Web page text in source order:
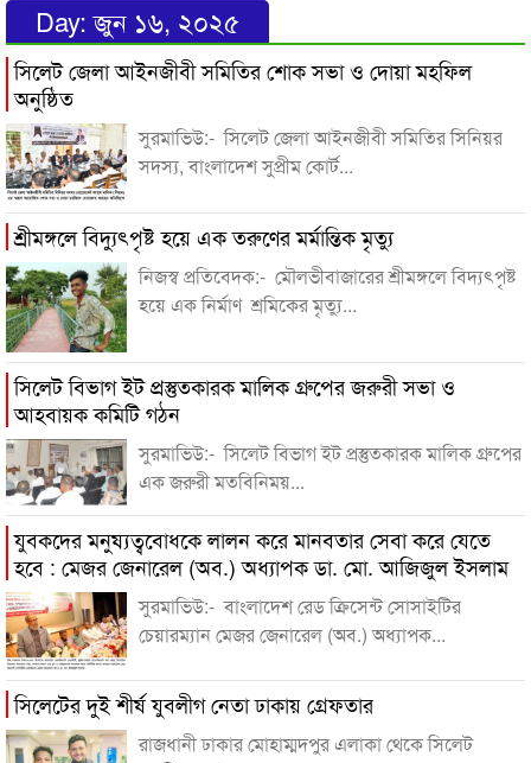
Day:জুন ১৬, ২০২৫
সিলেট জেলা আইনজীবী সমিতির শোক সভা ও দোয়া মহফিল
অনুষ্ঠিত
সুরমাভিউ:- সিলেট জেলা আইনজীবী সমিতির সিনিয়র
সদস্য, বাংলাদেশ সুপ্রীম কোর্ট...
শ্রীমঙ্গলে বিদ্যুৎপৃষ্ট হয়ে এক তরুণের মর্মান্তিক মৃত্যু
নিজস্ব প্রতিবেদক:- মৌলভীবাজারের শ্রীমঙ্গলে বিদ্যৎপৃষ্ট
হয়ে এক নির্মাণ শ্রমিকের মৃত্যু...
সিলেট বিভাগ ইট প্রস্তুতকারক মালিক গ্রুপের জরুরী সভা ও
আহবায়ক কমিটি গঠন
সুরমাভিউ:- সিলেট বিভাগ ইট প্রস্তুতকারক মালিক গ্রুপের
এক জরুরী মতবিনিময়...
যুবকদের মনুষ্যত্ববোধকে লালন করে মানবতার সেবা করে যেতে
হবে : মেজর জেনারেল (অব.) অধ্যাপক ডা. মো. আজিজুল ইসলাম
সুরমাভিউ:- বাংলাদেশ রেড ক্রিসেন্ট সোসাইটির
চেয়ারম্যান মেজর জেনারেল (অব.) অধ্যাপক...
সিলেটের দুই শীর্ষ যুবলীগ নেতা ঢাকায় গ্রেফতার
রাজধানী ঢাকার মোহাম্মদপুর এলাকা থেকে সিলেট